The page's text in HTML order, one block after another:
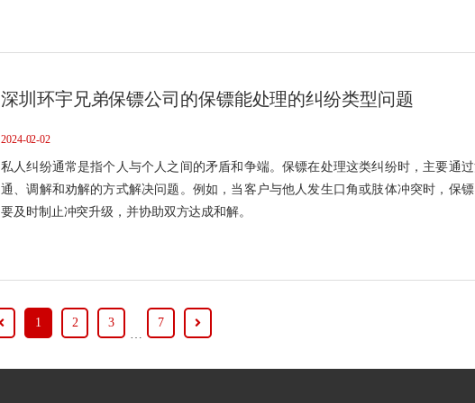
深圳环宇兄弟保镖公司的保镖能处理的纠纷类型问题
2024-02-02
私人纠纷通常是指个人与个人之间的矛盾和争端。保镖在处理这类纠纷时，主要通
通、调解和劝解的方式解决问题。例如，当客户与他人发生口角或肢体冲突时，保
要及时制止冲突升级，并协助双方达成和解。
1 2
3
…
7